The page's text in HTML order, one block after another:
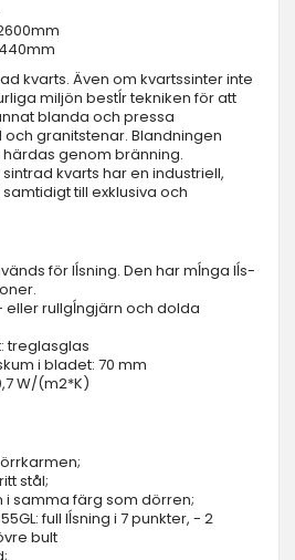
kvarts. Även om kvartssinter inte
miljön bestĺr tekniken för att
blanda och pressa
granitstenar. Blandningen
genom bränning.
kvarts har en industriell,
till exklusiva och
för lĺsning. Den har mĺnga lĺs-
eller rullgĺngjärn och dolda
treglasglas
i bladet: 70 mm
W/(m2*K)
stål;
samma färg som dörren;
full lĺsning i 7 punkter, - 2
bult